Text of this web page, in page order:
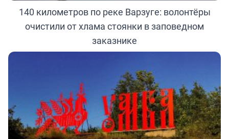
140 километров по реке Варзуге: волонтёры
очистили от хлама стоянки в заповедном
заказнике